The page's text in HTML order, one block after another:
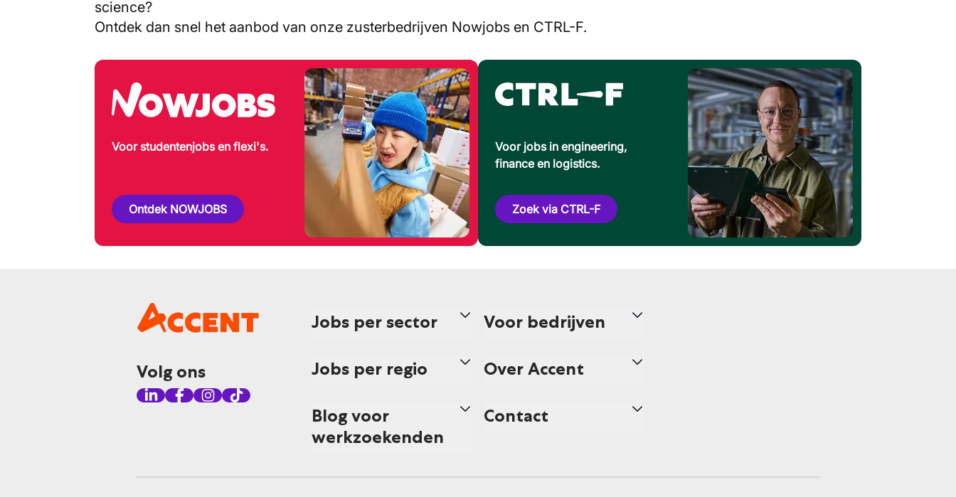
science?
Ontdek dan snel het aanbod van onze zusterbedrijven Nowjobs en CTRL-F.
Voor studentenjobs en flexi's.
Ontdek NOWJOBS
Voor jobs in engineering,
finance en logistics.
Zoek via CTRL-F
Volg ons
Jobs per sector
Jobs per regio
Blog voor
werkzoekenden
Voor bedrijven
Over Accent
Contact